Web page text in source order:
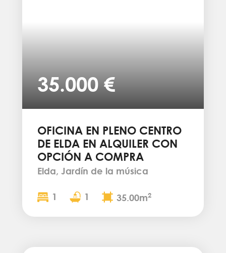
35.000 €
OFICINA EN PLENO CENTRO
DE ELDA EN ALQUILER CON
OPCIÓN A COMPRA
Elda, Jardín de la música
1 1 35.00m2